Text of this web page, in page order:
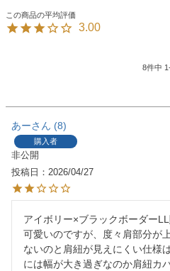
3.00
8件中 1
あー 8
購入者
非公開
投稿日
2026/04/27
アイボリー×ブラックボーダーLL
可愛いのですが、度々肩部分が
ないのと肩紐が見えにくい仕様
には幅が大き過ぎなのか肩紐カ